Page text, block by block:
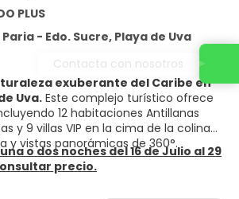
PLUS
- Edo. Sucre, Playa de Uva
exuberante del Caribe en
Uva. Este complejo turístico ofrece
12 habitaciones Antillanas
y 9 villas VIP en la cima de la colina
y vistas panorámicas de 360°.
una o dos noches del 16 de Julio al 29
precio.
Contacta con nosotros